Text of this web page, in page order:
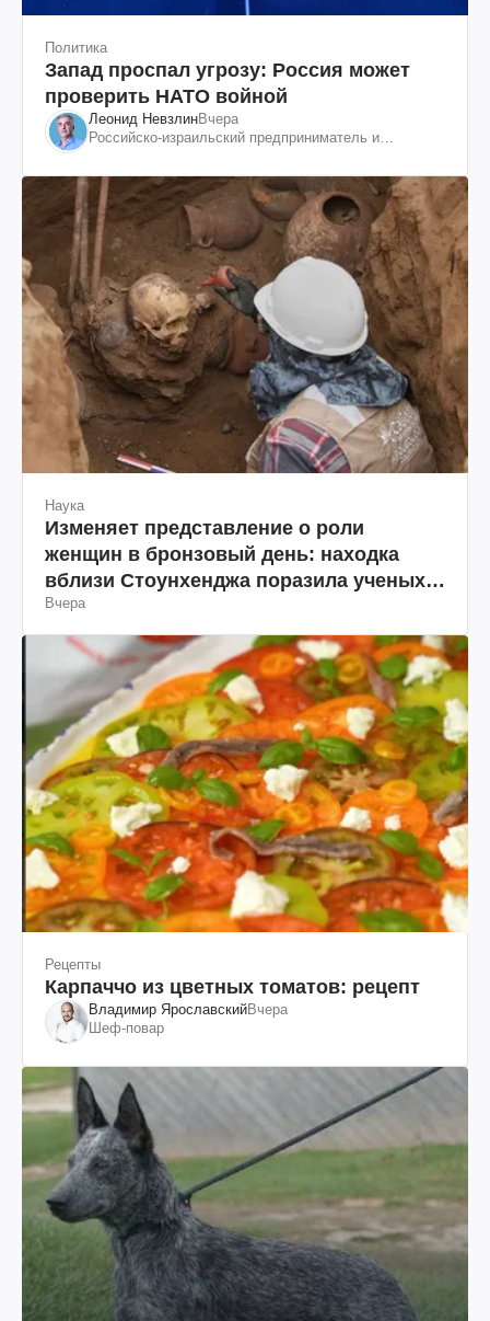
Политика
Запад проспал угрозу: Россия может
проверить НАТО войной
Леонид НевзлинВчера
Российско-израильский предприниматель и
"ЮКОСа"
Наука
Изменяет представление о роли
женщин в бронзовый день: находка
вблизи Стоунхенджа поразила ученых
(фото)
Вчера
Рецепты
Карпаччо из цветных томатов: рецепт
Владимир ЯрославскийВчера
Шеф-повар